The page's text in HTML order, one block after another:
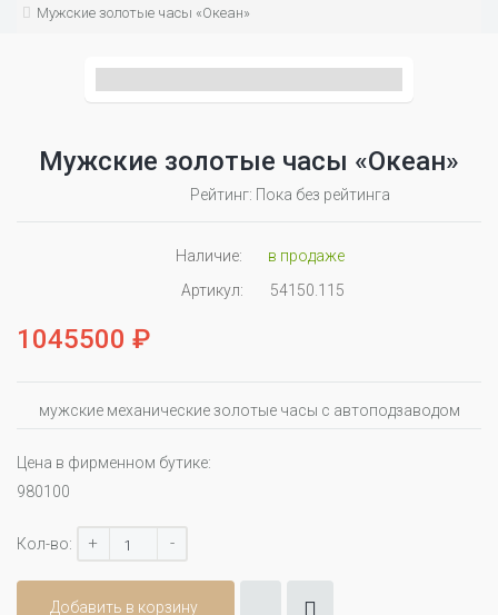
Мужские золотые часы «Океан»
Мужские золотые часы «Океан»
Рейтинг: Пока без рейтинга
Наличие:
в продаже
Артикул:
54150.115
1045500 ₽
мужские механические золотые часы с автоподзаводом
Цена в фирменном бутике:
980100
Кол-во: + -
Добавить в корзину